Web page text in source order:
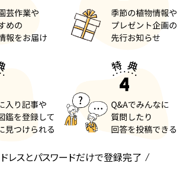
レスとパスワードだけで登録完了